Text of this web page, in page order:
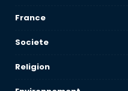
France
Societe
Religion